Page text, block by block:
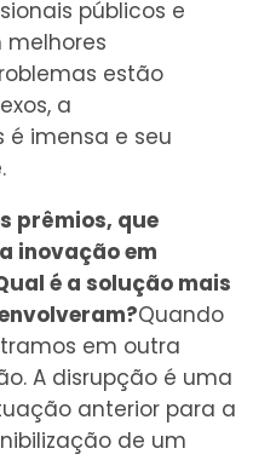
públicos e
estão
a
imensa e seu
prêmios, que
inovação em
é a solução mais
Quando
em outra
A disrupção é uma
anterior para a
de um